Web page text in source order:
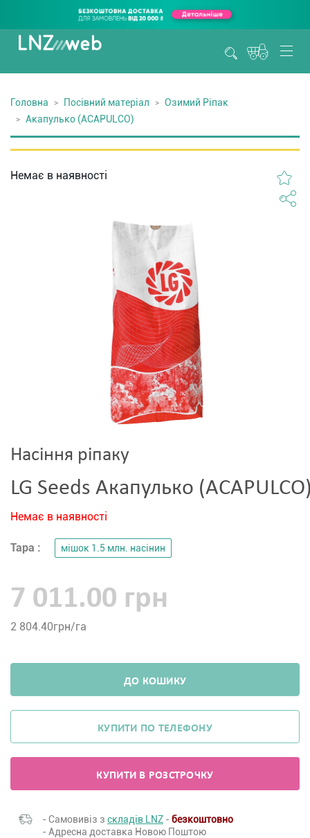
Головна Посівний матеріал
Озимий Ріпак
Акапулько (ACAPULCO)
Немає в наявності
Насіння ріпаку
LG Seeds Акапулько
Немає в наявності
Тара : мішок 1.5 млн. насінин
7 011.00 грн
2 804.40грн/га
ДО КОШИКУ
КУПИТИ ПО ТЕЛЕФОНУ
КУПИТИ В РОЗСТРОЧКУ
- Самовивіз з складів LNZ - безкоштовно
- Адресна доставка Новою Поштою